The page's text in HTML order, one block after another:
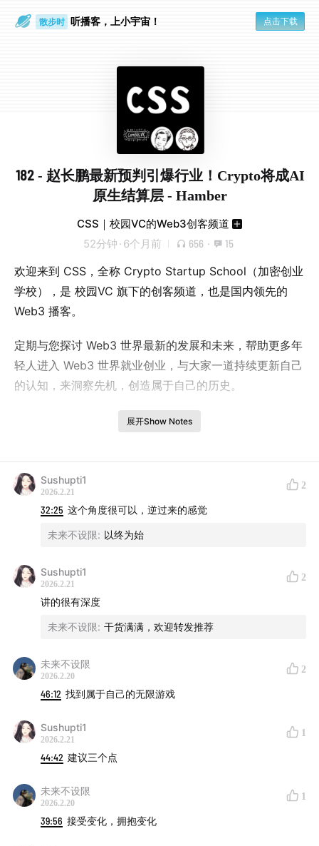
散步时 听播客，上小宇宙！ 点击下载
182 - 赵长鹏最新预判引爆行业！Crypto将成AI
原生结算层 - Hamber
CSS｜校园VC的Web3创客频道
52分钟 · 6个月前 656 · 15
欢迎来到 CSS，全称 Crypto Startup School（加密创业
学校），是 校园VC 旗下的创客频道，也是国内领先的
Web3 播客。
定期与您探讨 Web3 世界最新的发展和未来，帮助更多年
轻人进入 Web3 世界就业创业，与大家一道持续更新自己
的认知，来洞察先机，创造属于自己的历史。
---------------------------------------------------
Keke| 主理未来不打烊
| Amplifi.nexus 及 CSS 播客频
道主播 ，在此, 我们一道探究及创造在气候,、太空、生命
科学等领域, 永远不打烊的未来。也欢迎您订阅和分享给
· 嘉宾：
Creator of GoGBA。
web3 从业者，数十人团队的技术 Leader
谷歌开发者专家（Flutter & Dart）
Creator of GoGBA，GoGBA 是一款同时支持 iOS &
Android 的 Gameboy Advance 手机模拟器，并且支
统。
展开Show Notes
Sushupti1
2026.2.21
2
32:25 这个角度很可以，逆过来的感觉
未来不设限: 以终为始
Sushupti1
2026.2.21
2
讲的很有深度
未来不设限: 干货满满，欢迎转发推荐
未来不设限
2026.2.20
2
46:12 找到属于自己的无限游戏
Sushupti1
2026.2.21
1
44:42 建议三个点
未来不设限
2026.2.20
1
39:56 接受变化，拥抱变化